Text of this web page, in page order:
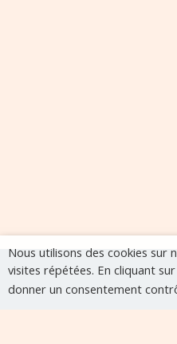
Nous utilisons des cookies
visites répétées. En cliquant
donner un consentement